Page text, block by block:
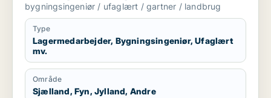
bygningsingeniør / ufaglært / gartner / landbrug
Type
Lagermedarbejder, Bygningsingeniør, Ufaglært
mv.
Område
Sjælland, Fyn, Jylland, Andre